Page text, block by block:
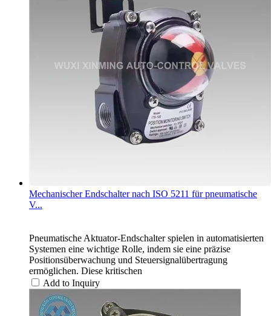
Mechanischer Endschalter nach ISO 5211 für pneumatische
V...
Pneumatische Aktuator-Endschalter spielen in automatisierten
Systemen eine wichtige Rolle, indem sie eine präzise
Positionsüberwachung und Steuersignalübertragung
ermöglichen. Diese kritischen
Add to Inquiry